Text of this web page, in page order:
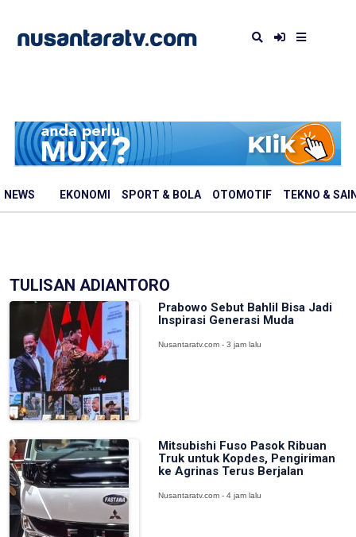
NEWS EKONOMI SPORT & BOLA OTOMOTIF TEKNO &
TULISAN ADIANTORO
Prabowo Sebut Bahlil Bisa Jadi
Inspirasi Generasi Muda
Nusantaratv.com - 3 jam lalu
Mitsubishi Fuso Pasok Ribuan
Truk untuk Kopdes, Pengiriman
ke Agrinas Terus Berjalan
Nusantaratv.com - 4 jam lalu